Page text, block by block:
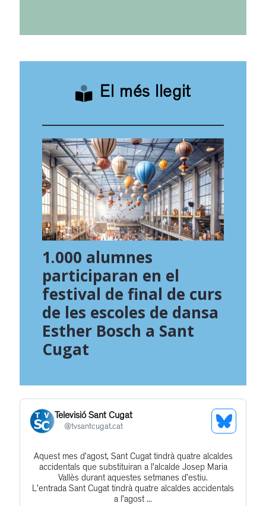
El més llegit
1.000 alumnes
participaran en el
festival de final de curs
de les escoles de dansa
Esther Bosch a Sant
Cugat
Televisió Sant Cugat
@tvsantcugat.cat
See
Profile
Get
to
this
Aquest mes d’agost, Sant Cugat tindrà quatre alcaldes
accidentals que substituiran a l’alcalde Josep Maria
Vallès durant aquestes setmanes d’estiu.
L'entrada Sant Cugat tindrà quatre alcaldes accidentals
a l’agost ...